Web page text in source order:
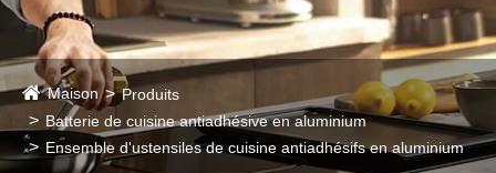
Maison
Produits
Batterie de cuisine antiadhésive en aluminium
Ensemble d'ustensiles de cuisine antiadhésifs en aluminium